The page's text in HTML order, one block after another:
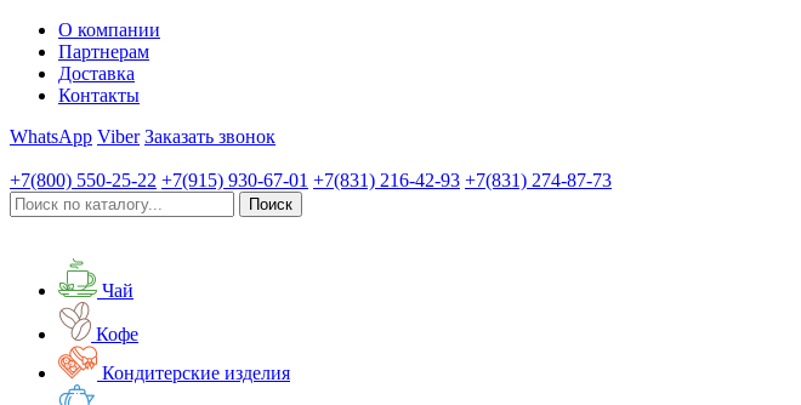
О компании
Партнерам
Доставка
Контакты
WhatsApp Viber Заказать звонок
+7(800) 550-25-22 +7(915) 930-67-01 +7(831) 216-42-93 +7(831) 274-87-73
Чай
Кофе
Кондитерские изделия